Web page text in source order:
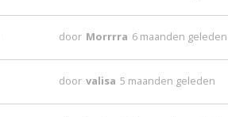
door Morrrra 6 maanden geleden
door valisa 5 maanden geleden